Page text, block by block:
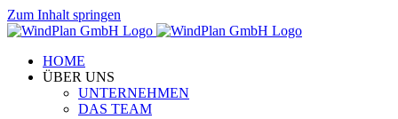
Zum Inhalt springen
HOME
ÜBER UNS
UNTERNEHMEN
DAS TEAM